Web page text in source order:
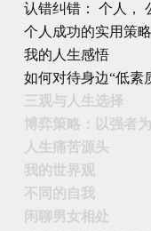
认错纠错： 个人，
个人成功的实用策略
我的人生感悟
如何对待身边“低素
三观与人生选择
博弈策略：以强者
人生痛苦源头
我的世界观
不同的自我
闲聊男女相处